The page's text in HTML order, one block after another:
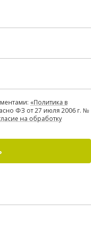
«Политика в
ФЗ от 27 июля 2006 г. №
на обработку